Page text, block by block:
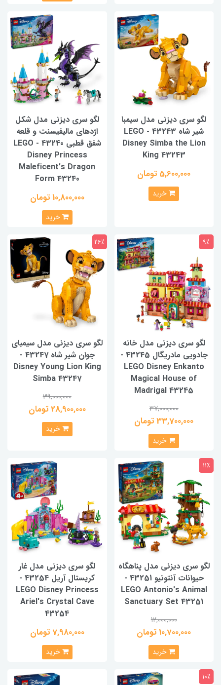
لگو سری دیزنی مدل سیمبا
شیر شاه 43243 - LEGO
Disney Simba the Lion
King 43243
5,600,000 تومان
خرید
لگو سری دیزنی مدل شکل
اژدهای مالیفیسنت و قلعه
شفق قطبی 43240 - LEGO
Disney Princess
Maleficent's Dragon
Form 43240
10,800,000 تومان
خرید
لگو سری دیزنی مدل خانه
جادویی مادریگال 43245 -
LEGO Disney Enkanto
Magical House of
Madrigal 43245
37,000,000
33,700,000 تومان
9٪
خرید
لگو سری دیزنی مدل سیمبای
جوان شیر شاه 43247 -
Disney Young Lion King
Simba 43247
39,000,000
28,900,000 تومان
26٪
خرید
لگو سری دیزنی مدل پناهگاه
حیوانات آنتونیو 43251 -
LEGO Antonio's Animal
Sanctuary Set 43251
12,000,000
10,700,000 تومان
11٪
خرید
لگو سری دیزنی مدل غار
کریستال آریل 43254 -
LEGO Disney Princess
Ariel's Crystal Cave
43254
7,980,000 تومان
خرید
10٪